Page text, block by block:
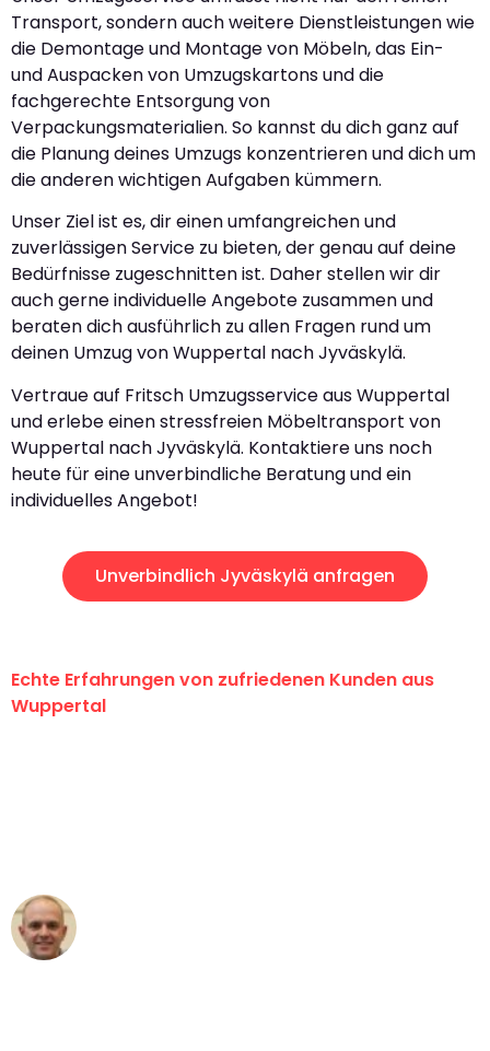
Transport, sondern auch weitere Dienstleistungen wie
die Demontage und Montage von Möbeln, das Ein-
und Auspacken von Umzugskartons und die
fachgerechte Entsorgung von
Verpackungsmaterialien. So kannst du dich ganz auf
die Planung deines Umzugs konzentrieren und dich um
die anderen wichtigen Aufgaben kümmern.
Unser Ziel ist es, dir einen umfangreichen und
zuverlässigen Service zu bieten, der genau auf deine
Bedürfnisse zugeschnitten ist. Daher stellen wir dir
auch gerne individuelle Angebote zusammen und
beraten dich ausführlich zu allen Fragen rund um
deinen Umzug von Wuppertal nach Jyväskylä.
Vertraue auf Fritsch Umzugsservice aus Wuppertal
und erlebe einen stressfreien Möbeltransport von
Wuppertal nach Jyväskylä. Kontaktiere uns noch
heute für eine unverbindliche Beratung und ein
individuelles Angebot!
Unverbindlich Jyväskylä anfragen
Echte Erfahrungen von zufriedenen Kunden aus
Wuppertal